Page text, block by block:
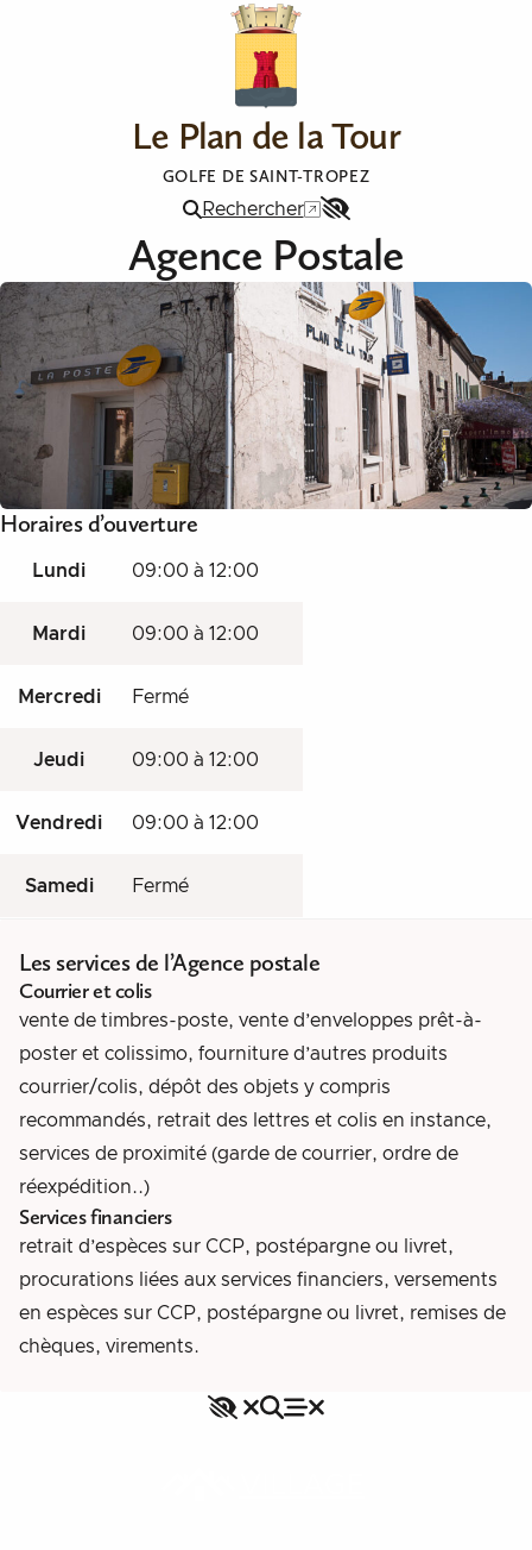
Le Plan de la Tour
GOLFE DE SAINT-TROPEZ
Menu
Rechercher
Accessibilité
Agence Postale
Horaires d’ouverture
Lundi 09:00 à 12:00
Mardi 09:00 à 12:00
Mercredi Fermé
Jeudi 09:00 à 12:00
Vendredi 09:00 à 12:00
Samedi Fermé
Les services de l’Agence postale
Courrier et colis
vente de timbres-poste, vente d’enveloppes prêt-à-
poster et colissimo, fourniture d’autres produits
courrier/colis, dépôt des objets y compris
recommandés, retrait des lettres et colis en instance,
services de proximité (garde de courrier, ordre de
réexpédition..)
Services financiers
retrait d’espèces sur CCP, postépargne ou livret,
procurations liées aux services financiers, versements
en espèces sur CCP, postépargne ou livret, remises de
chèques, virements.
Accessibilité
Rechercher